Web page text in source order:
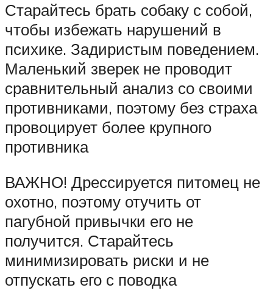
Старайтесь брать собаку с собой,
чтобы избежать нарушений в
психике. Задиристым поведением.
Маленький зверек не проводит
сравнительный анализ со своими
противниками, поэтому без страха
провоцирует более крупного
противника
ВАЖНО! Дрессируется питомец не
охотно, поэтому отучить от
пагубной привычки его не
получится. Старайтесь
минимизировать риски и не
отпускать его с поводка